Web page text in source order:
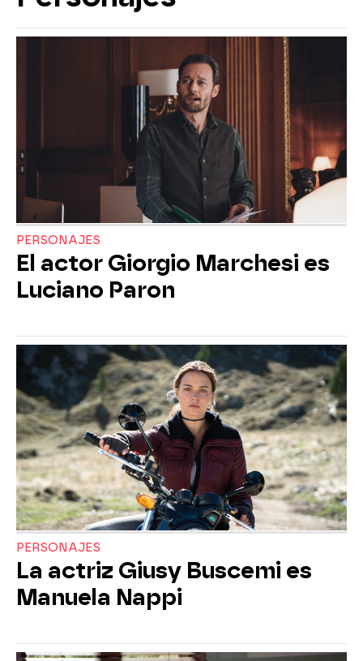
PERSONAJES
El actor Giorgio Marchesi es
Luciano Paron
PERSONAJES
La actriz Giusy Buscemi es
Manuela Nappi